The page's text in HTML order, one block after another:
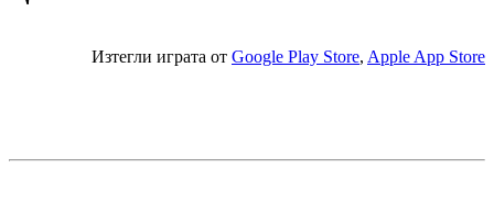
Изтегли играта от Google Play Store, Apple App Store